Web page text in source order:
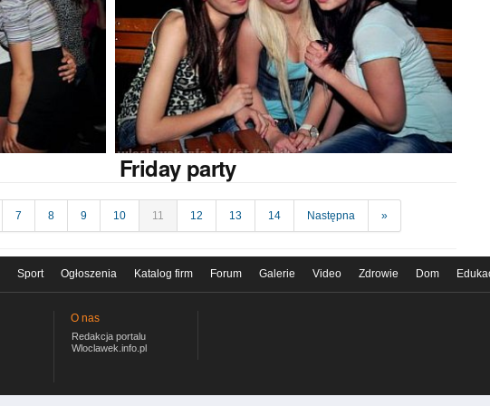
Fridayparty
7 8 9 10 11 12 13 14 Następna »
Sport Ogłoszenia Katalog firm Forum Galerie Video Zdrowie Dom
O nas
Redakcja portalu
Wloclawek.info.pl